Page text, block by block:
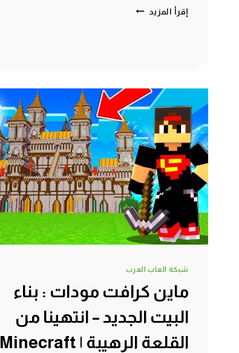
إقرأ المزيد ماين
طائر
–
اختراع
جنوني
|
MINECRAFT
!!
😍
🔥
شبكة العاب العرب
ماين كرافت مودات : بناء
البيت الجديد – انتهينا من
القلعة الرهيبة | Minecraft